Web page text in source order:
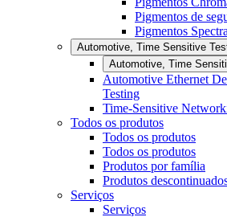
Pigmentos de
Pigmentos
Automotive, Time Sensitive
Automotive, Time
Automotive Ethernet
Testing
Time-Sensitive
Todos os produtos
Todos os produtos
Todos os produtos
Produtos por família
Produtos
Serviços
Serviços